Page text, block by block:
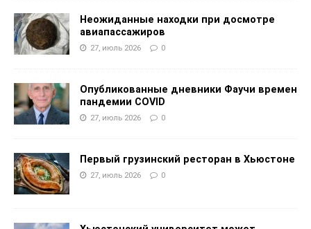
Неожиданные находки при досмотре
авиапассажиров
27, июль 2026 0
Опубликованные дневники Фаучи времен
пандемии COVID
27, июль 2026 0
Первый грузинский ресторан в Хьюстоне
27, июль 2026 0